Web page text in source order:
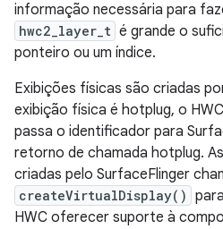
informação necessária para
hwc2_layer_t é grande o
ponteiro ou um índice.
Exibições físicas são criadas
exibição física é hotplug, o
passa o identificador para
retorno de chamada hotplug.
criadas pelo SurfaceFlinger
createVirtualDisplay()
HWC oferecer suporte à